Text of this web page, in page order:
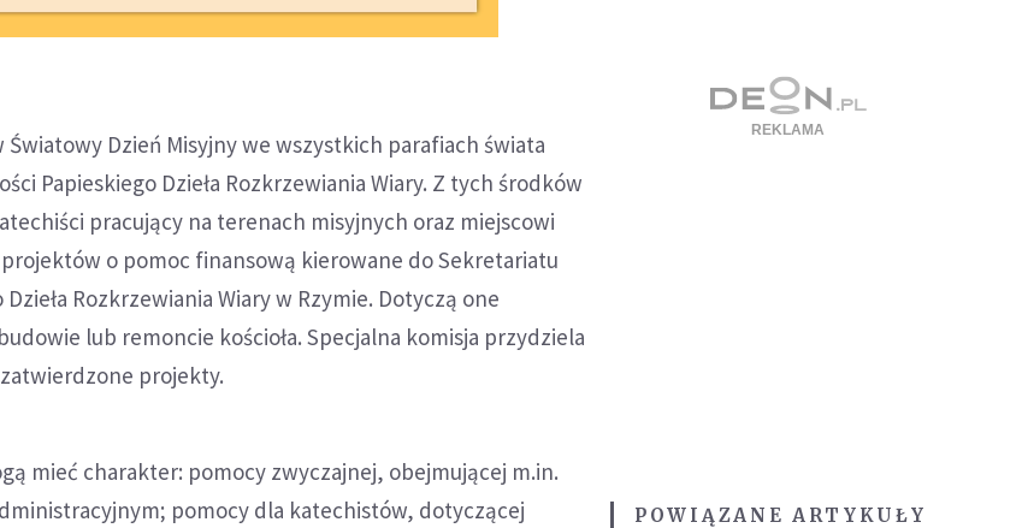
Światowy Dzień Misyjny we wszystkich parafiach świata
Papieskiego Dzieła Rozkrzewiania Wiary. Z tych środków
pracujący na terenach misyjnych oraz miejscowi
o pomoc finansową kierowane do Sekretariatu
Rozkrzewiania Wiary w Rzymie. Dotyczą one
lub remoncie kościoła. Specjalna komisja przydziela
projekty.
mieć charakter: pomocy zwyczajnej, obejmującej m.in.
pomocy dla katechistów, dotyczącej
POWIĄZANE ARTYKUŁY